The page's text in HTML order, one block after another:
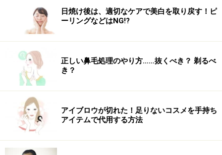
ロカボダイエット……1日に摂取する糖質量を70
ではなく、下限を決めているのが特徴。
バーンスタイン・ダイエット
糖質量を130g以内に抑える方法。
※すべて編集部調べ
日焼け後は、適切なケアで美白を取り戻す！ピ
ーリングなどはNG!?
正しい鼻毛処理のやり方……抜くべき？ 剃るべ
き？
アイブロウが切れた！足りないコスメを手持ち
アイテムで代用する方法